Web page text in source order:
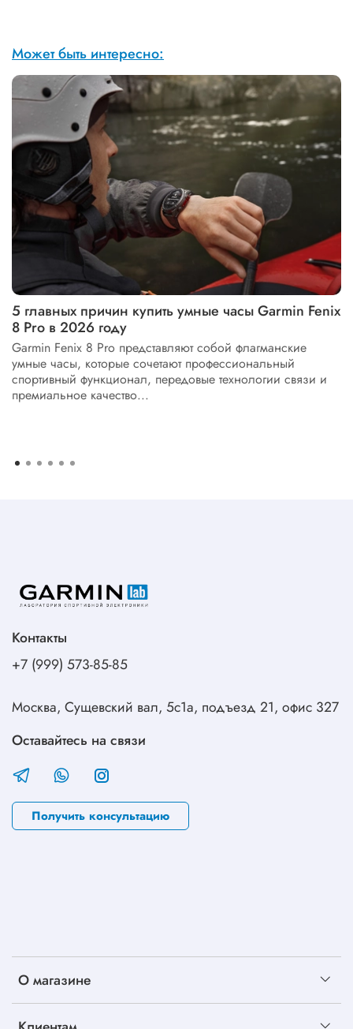
Может быть интересно:
5 главных причин купить умные часы Garmin Fenix
8 Pro в 2026 году
Garmin Fenix 8 Pro представляют собой флагманские
умные часы, которые сочетают профессиональный
спортивный функционал, передовые технологии связи и
премиальное качество...
О магазине
Контакты
+7 (999) 573-85-85
Москва, Сущевский вал, 5с1а, подъезд 21, офис 327
Оставайтесь на связи
Получить консультацию